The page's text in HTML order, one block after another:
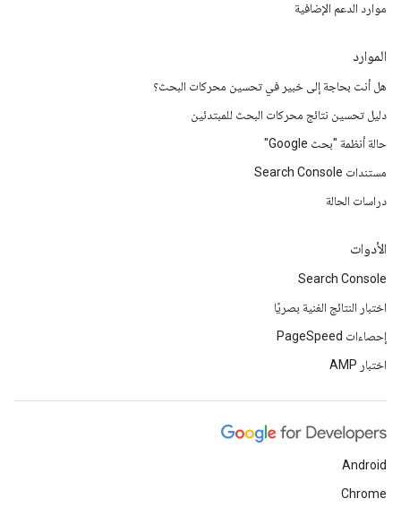
موارد الدعم الإضافية
الموارد
هل أنت بحاجة إلى خبير في تحسين محركات البحث؟
دليل تحسين نتائج محركات البحث للمبتدئين
حالة أنظمة "بحث Google"
مستندات Search Console
دراسات الحالة
الأدوات
Search Console
اختبار النتائج الغنية بصريًا
إحصاءات PageSpeed
اختبار AMP
Android
Chrome